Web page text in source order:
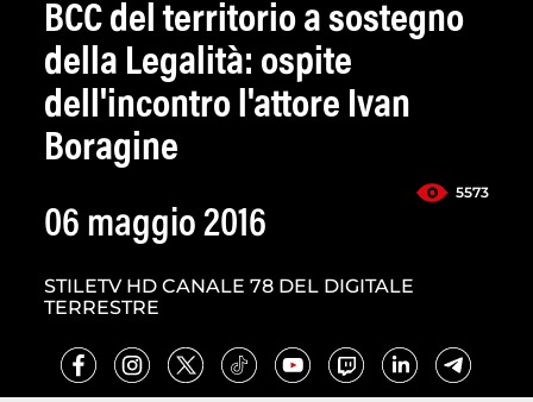
BCC del territorio a sostegno
della Legalità: ospite
dell'incontro l'attore Ivan
Boragine
5573
06 maggio 2016
STILETV HD CANALE 78 DEL DIGITALE
TERRESTRE